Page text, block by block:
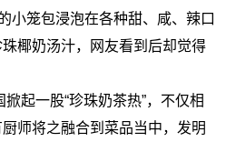
小笼包浸泡在各种甜、咸、辣口
椰奶汤汁，网友看到后却觉得
起一股“珍珠奶茶热”，不仅相
师将之融合到菜品当中，发明